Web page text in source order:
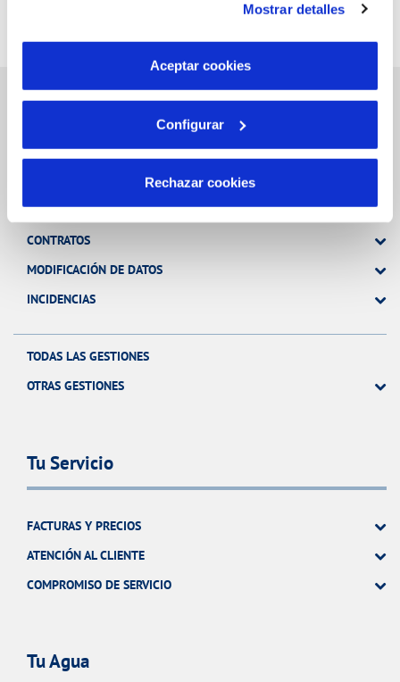
son indispensables para que el sitio web funcione y que
por tanto no se pueden desactivar. Puedes consultar
más información en nuestraPolítica de Cookies
Mostrar detalles
Aceptar cookies
Configurar
Rechazar cookies
Gestiones Online
FACTURAS, PAGOS Y CONSUMOS
CONTRATOS
MODIFICACIÓN DE DATOS
INCIDENCIAS
TODAS LAS GESTIONES
OTRAS GESTIONES
Tu Servicio
FACTURAS Y PRECIOS
ATENCIÓN AL CLIENTE
COMPROMISO DE SERVICIO
Tu Agua